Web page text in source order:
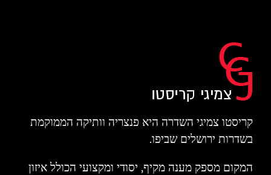
קריסטו צמיגי השדרה היא פנצריה וותיקה הממוקמת
בשדרות ירושלים שביפו.
המקום מספק מענה מקיף, יסודי ומקצועי הכולל איזון